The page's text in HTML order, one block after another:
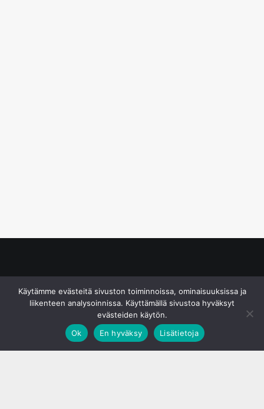
Käytämme evästeitä sivuston toiminnoissa, ominaisuuksissa ja
liikenteen analysoinnissa. Käyttämällä sivustoa hyväksyt
evästeiden käytön.
Ok
En hyväksy Lisätietoja